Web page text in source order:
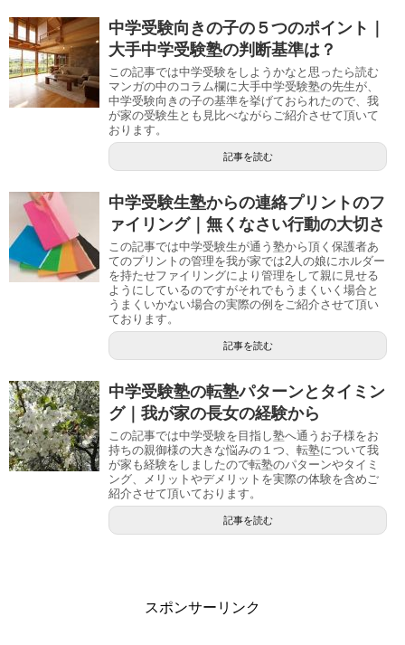
中学受験向きの子の５つのポイント｜
大手中学受験塾の判断基準は？
この記事では中学受験をしようかなと思ったら読む
マンガの中のコラム欄に大手中学受験塾の先生が、
中学受験向きの子の基準を挙げておられたので、我
が家の受験生とも見比べながらご紹介させて頂いて
おります。
記事を読む
中学受験生塾からの連絡プリントのフ
ァイリング｜無くなさい行動の大切さ
この記事では中学受験生が通う塾から頂く保護者あ
てのプリントの管理を我が家では2人の娘にホルダー
を持たせファイリングにより管理をして親に見せる
ようにしているのですがそれでもうまくいく場合と
うまくいかない場合の実際の例をご紹介させて頂い
ております。
記事を読む
中学受験塾の転塾パターンとタイミン
グ｜我が家の長女の経験から
この記事では中学受験を目指し塾へ通うお子様をお
持ちの親御様の大きな悩みの１つ、転塾について我
が家も経験をしましたので転塾のパターンやタイミ
ング、メリットやデメリットを実際の体験を含めご
紹介させて頂いております。
記事を読む
スポンサーリンク